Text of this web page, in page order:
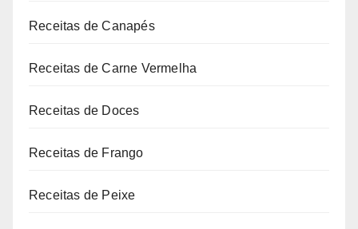
Receitas de Canapés
Receitas de Carne Vermelha
Receitas de Doces
Receitas de Frango
Receitas de Peixe